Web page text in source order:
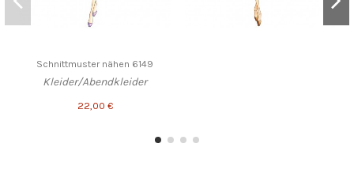
Schnittmuster nähen 6149
Kleider/Abendkleider
22,00 €